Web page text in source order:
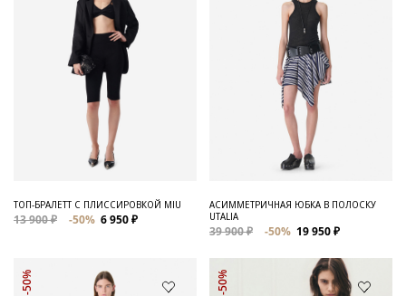
ТОП-БРАЛЕТТ С ПЛИССИРОВКОЙ MIU
13 900 ₽ -50% 6 950 ₽
АСИММЕТРИЧНАЯ ЮБКА В ПОЛОСКУ
UTALIA
39 900 ₽ -50% 19 950 ₽
-50% -50%